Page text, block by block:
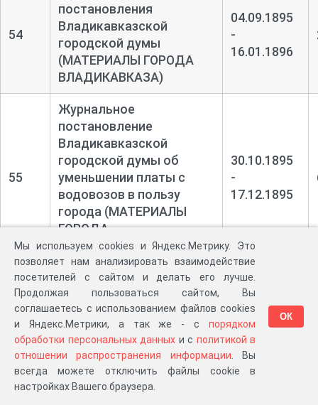
54
постановления
Владикавказской
городской думы
(МАТЕРИАЛЫ ГОРОДА
ВЛАДИКАВКАЗА)
04.09.1895
-
16.01.1896
55
Журнальное
постановление
Владикавказской
городской думы об
уменьшении платы с
водовозов в пользу
города (МАТЕРИАЛЫ
ГОРОДА
ВЛАДИКАВКАЗА)
30.10.1895
-
17.12.1895
56
Дело о разрешении
взимания платы
Владикавказскому
общественному
управлению за проезд по
городским мостам
(МАТЕРИАЛЫ ГОРОДА
ВЛАДИКАВКАЗА)
05.11.1895
-
08.11.1902
Мы используем cookies и Яндекс.Метрику. Это
позволяет нам анализировать взаимодействие
посетителей с сайтом и делать его лучше.
Продолжая пользоваться сайтом, Вы
соглашаетесь с использованием файлов cookies
и Яндекс.Метрики, а так же - с порядком
обработки персональных данных и с политикой в
отношении распространения информации . Вы
всегда можете отключить файлы cookie в
настройках Вашего браузера.
ОК